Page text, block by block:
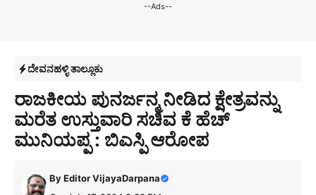
--Ads--
ದೇವನಹಳ್ಳಿ ತಾಲ್ಲೂಕು
ರಾಜಕೀಯ ಪುನರ್ಜನ್ಮ ನೀಡಿದ ಕ್ಷೇತ್ರವನ್ನು
ಮರೆತ ಉಸ್ತುವಾರಿ ಸಚಿವ ಕೆ ಹೆಚ್
ಮುನಿಯಪ್ಪ : ಬಿಎಸ್ಪಿ ಆರೋಪ
ByEditor VijayaDarpana